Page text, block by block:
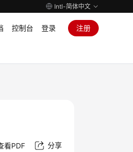
Intl-简体中文
控制台 登录 注册
看PDF 分享